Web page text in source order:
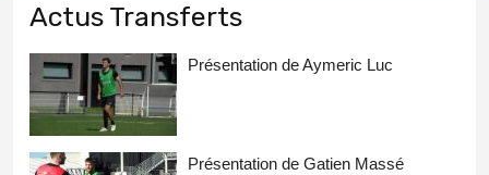
Actus Transferts
Présentation de Aymeric Luc
Présentation de Gatien Massé